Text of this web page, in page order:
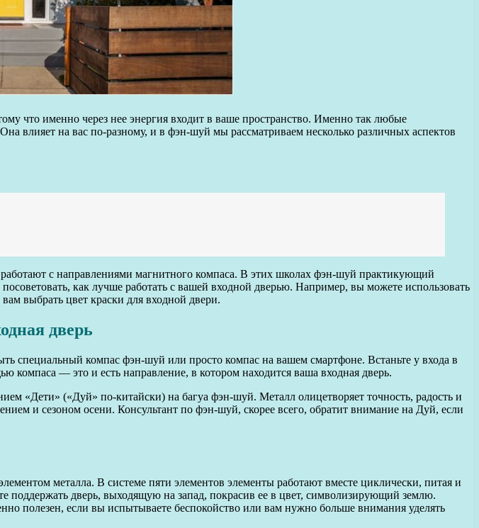
что именно через нее энергия входит в ваше пространство. Именно так любые
на вас по-разному, и в фэн-шуй мы рассматриваем несколько различных аспектов
с направлениями магнитного компаса. В этих школах фэн-шуй практикующий
как лучше работать с вашей входной дверью. Например, вы можете использовать
выбрать цвет краски для входной двери.
дверь
специальный компас фэн-шуй или просто компас на вашем смартфоне. Встаньте у входа в
компаса — это и есть направление, в котором находится ваша входная дверь.
«Дети» («Дуй» по-китайски) на багуа фэн-шуй. Металл олицетворяет точность, радость и
и сезоном осени. Консультант по фэн-шуй, скорее всего, обратит внимание на Дуй, если
металла. В системе пяти элементов элементы работают вместе циклически, питая и
поддержать дверь, выходящую на запад, покрасив ее в цвет, символизирующий землю.
полезен, если вы испытываете беспокойство или вам нужно больше внимания уделять